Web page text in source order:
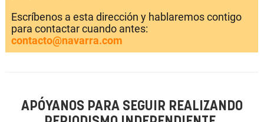
Escríbenos a esta dirección y hablaremos contigo
para contactar cuando antes:
contacto@navarra.com
APÓYANOS PARA SEGUIR REALIZANDO